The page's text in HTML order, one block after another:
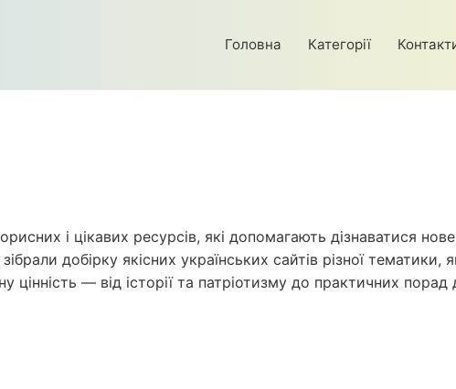
Головна Категорії
і цікавих ресурсів, які допомагають дізнаватися
добірку якісних українських сайтів різної тематики,
цінність — від історії та патріотизму до практичних